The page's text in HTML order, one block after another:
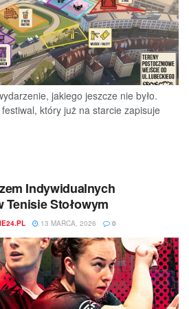
jakiego jeszcze nie było.
który już na starcie zapisuje
Indywidualnych
Stołowym
13 MARCA, 2026 0